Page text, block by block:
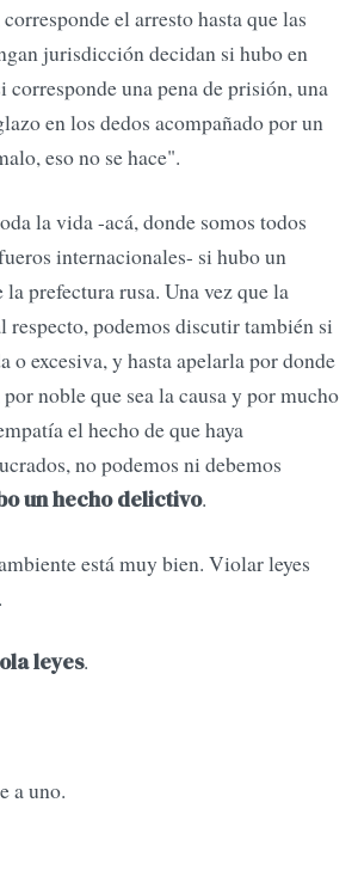
el arresto hasta que las
jurisdicción decidan si hubo en
corresponde una pena de prisión, una
en los dedos acompañado por un
eso no se hace".
la vida -acá, donde somos todos
internacionales- si hubo un
la prefectura rusa. Una vez que la
respecto, podemos discutir también si
o excesiva, y hasta apelarla por donde
noble que sea la causa y por mucho
el hecho de que haya
no podemos ni debemos
un hecho delictivo.
está muy bien. Violar leyes
leyes.
a uno.